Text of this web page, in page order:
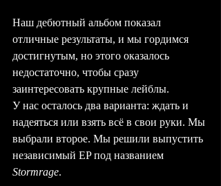
Наш дебютный альбом показал
отличные результаты, и мы гордимся
достигнутым, но этого оказалось
недостаточно, чтобы сразу
заинтересовать крупные лейблы.
У нас осталось два варианта: ждать и
надеяться или взять всё в свои руки. Мы
выбрали второе. Мы решили выпустить
независимый EP под названием
Stormrage.